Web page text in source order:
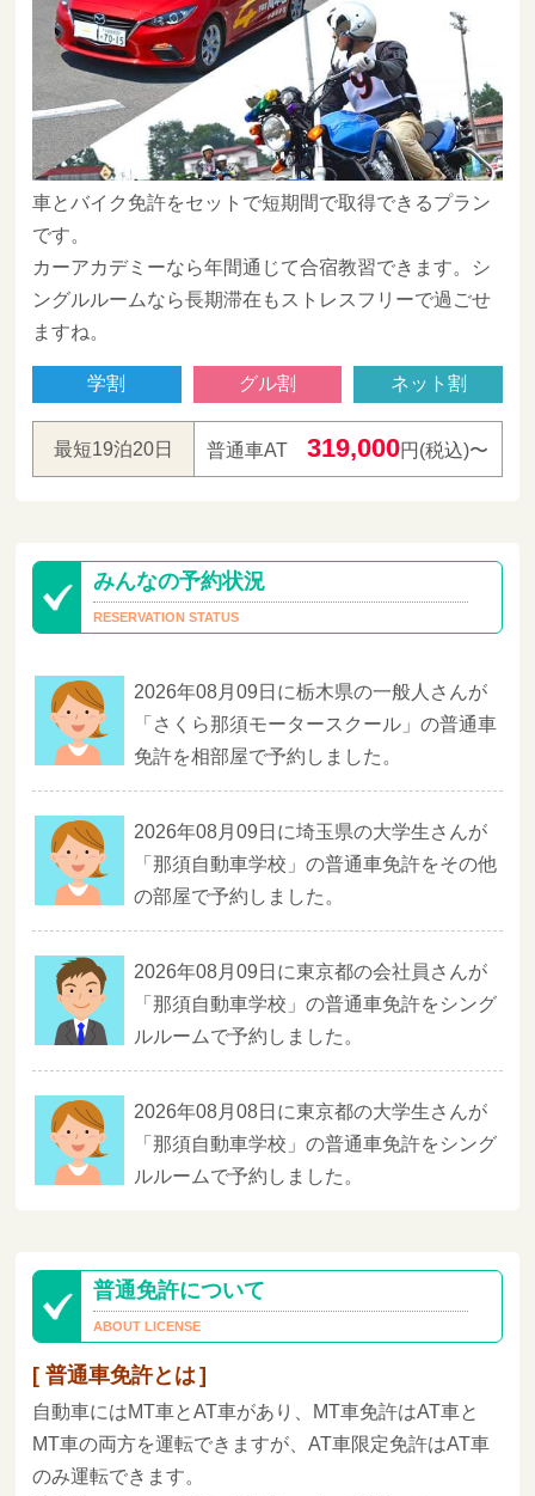
車とバイク免許をセットで短期間で取得できるプラン
です。
カーアカデミーなら年間通じて合宿教習できます。シ
ングルルームなら長期滞在もストレスフリーで過ごせ
ますね。
学割 グル割 ネット割
最短19泊20日 普通車AT 319,000円(税込)〜
みんなの予約状況
2026年08月09日に栃木県の一般人さんが
「さくら那須モータースクール」の普通車
免許を相部屋で予約しました。
2026年08月09日に埼玉県の大学生さんが
「那須自動車学校」の普通車免許をその他
の部屋で予約しました。
2026年08月09日に東京都の会社員さんが
「那須自動車学校」の普通車免許をシング
ルルームで予約しました。
2026年08月08日に東京都の大学生さんが
「那須自動車学校」の普通車免許をシング
ルルームで予約しました。
普通免許について
普通車免許とは
自動車にはMT車とAT車があり、MT車免許はAT車と
MT車の両方を運転できますが、AT車限定免許はAT車
のみ運転できます。